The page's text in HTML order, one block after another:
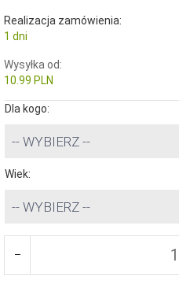
Realizacja zamówienia:
1 dni
Wysyłka od:
10.99 PLN
Dla kogo:
-- WYBIERZ --
Wiek:
-- WYBIERZ --